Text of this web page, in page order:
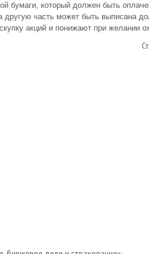
бумаги, который должен быть
другую часть может быть выписана
акций и понижают при желании